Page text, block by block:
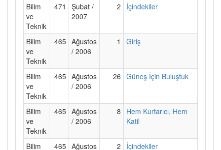
Bilim
ve
Teknik
471
Şubat /
2007
2 İçindekiler
Bilim
ve
Teknik
465 Ağustos
/ 2006
1 Giriş
Bilim
ve
Teknik
465 Ağustos
/ 2006
26 Güneş İçin Buluştuk
Bilim
ve
Teknik
465 Ağustos
/ 2006
8
Hem Kurtarıcı, Hem
Katil
Bilim 465 Ağustos 2 İçindekiler